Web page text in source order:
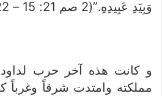
وَبِيَدِ عَبِيدِهِ.”(2 صم 21: 15 – 22).
و كانت هذه آخر حرب
مملكته وامتدت شرقاً وغرباً